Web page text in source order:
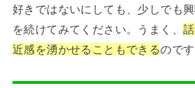
好きではないにしても、少しでも
を続けてみてください。うまく、
近感を湧かせることもできるのです